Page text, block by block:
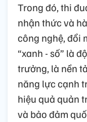
Trong đó, thi
nhận thức và
công nghệ, đổi
“xanh - số” là
trưởng, là nền
năng lực cạnh
hiệu quả quản
và bảo đảm